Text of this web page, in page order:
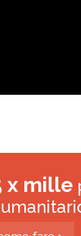
x mille